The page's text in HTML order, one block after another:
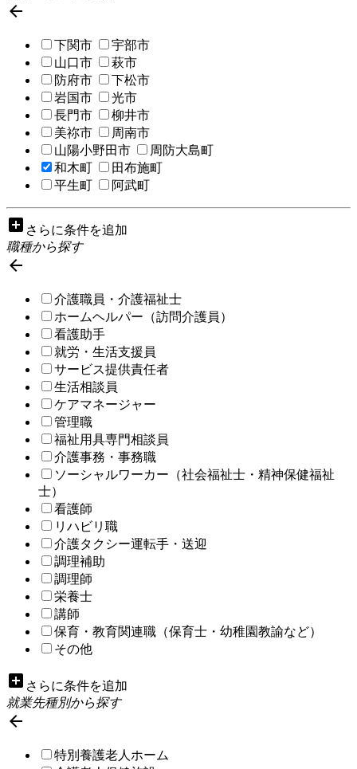

下関市
宇部市
山口市
萩市
防府市
下松市
岩国市
光市
長門市
柳井市
美祢市
周南市
山陽小野田市
周防大島町
和木町
田布施町
平生町
阿武町
add_box さらに条件を追加
職種から探す

介護職員・介護福祉士
ホームヘルパー（訪問介護員）
看護助手
就労・生活支援員
サービス提供責任者
生活相談員
ケアマネージャー
管理職
福祉用具専門相談員
介護事務・事務職
ソーシャルワーカー（社会福祉士・精神保健福祉
士）
看護師
リハビリ職
介護タクシー運転手・送迎
調理補助
調理師
栄養士
講師
保育・教育関連職（保育士・幼稚園教諭など）
その他
add_box さらに条件を追加
就業先種別から探す

特別養護老人ホーム